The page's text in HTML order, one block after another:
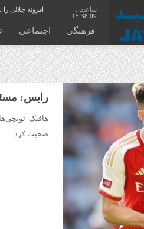
15:38:10
افزونه جلالی
فرهنگی اجتماعی
رایس:
هافبک
صحبت کرد.